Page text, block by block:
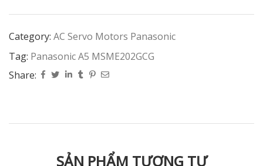
Category: AC Servo Motors Panasonic
Tag: Panasonic A5 MSME202GCG
Share:
SẢN PHẨM TƯƠNG TỰ